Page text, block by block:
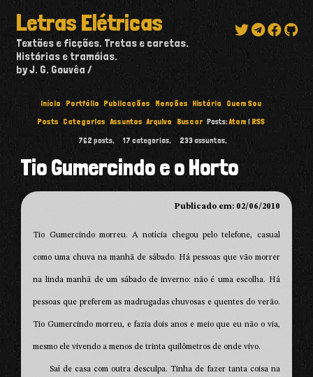
Letras Elétricas
Textões e ficções. Tretas e caretas.
Histórias e tramóias.
by J. G. Gouvêa
Início Portfólio Publicações Menções História
Quem Sou
Posts Categorias Assuntos Arquivo Buscar Posts:Atom | RSS
762 posts, 17 categorias, 233assuntos,
Tio Gumercindo e o Horto
Publicado em: 02/06/2010
Tio Gumercindo morreu. A notícia chegou pelo telefone, casual
como uma chuva na manhã de sábado. Há pessoas que vão morrer
na linda manhã de um sábado de inverno: não é uma escolha. Há
pessoas que preferem as madrugadas chuvosas e quentes do verão.
Tio Gumercindo morreu, e fazia dois anos e meio que eu não o via,
mesmo ele vivendo a menos de trinta quilômetros de onde vivo.
Saí de casa com outra desculpa. Tinha de fazer tanta coisa na